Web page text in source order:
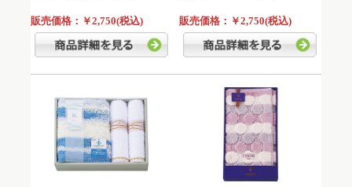
販売価格：￥2,750(税込) 販売価格：￥2,750(税込)